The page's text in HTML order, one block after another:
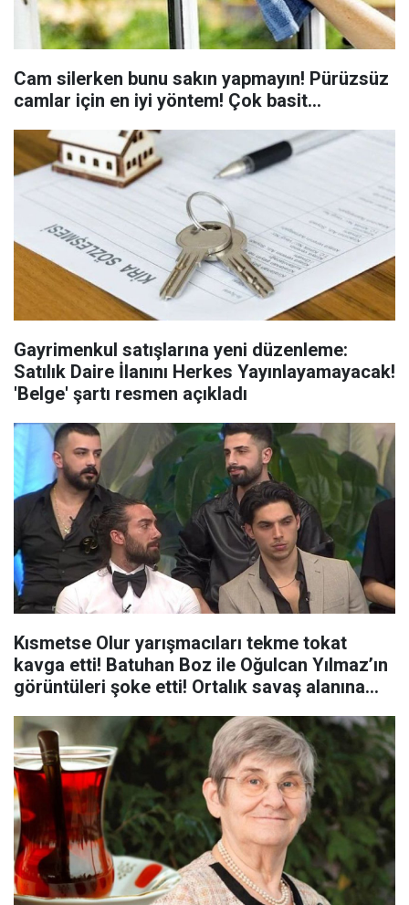
Cam silerken bunu sakın yapmayın! Pürüzsüz
camlar için en iyi yöntem! Çok basit…
Gayrimenkul satışlarına yeni düzenleme:
Satılık Daire İlanını Herkes Yayınlayamayacak!
'Belge' şartı resmen açıkladı
Kısmetse Olur yarışmacıları tekme tokat
kavga etti! Batuhan Boz ile Oğulcan Yılmaz’ın
görüntüleri şoke etti! Ortalık savaş alanına